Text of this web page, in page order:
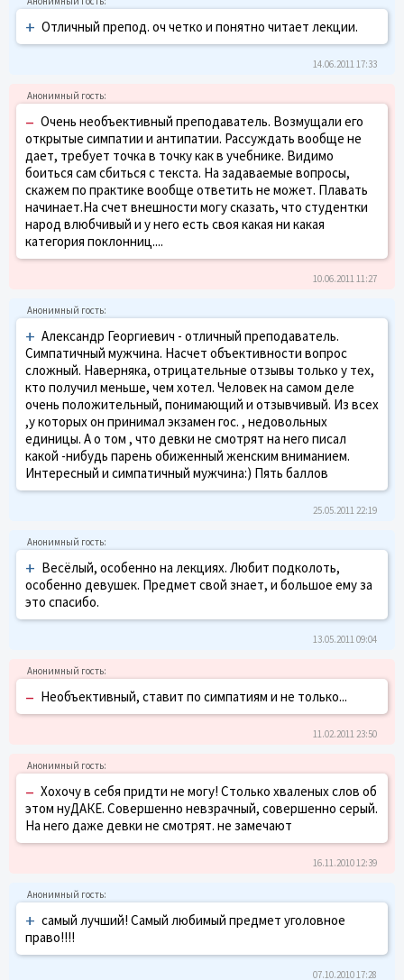
+ Отличный препод. оч четко и понятно читает лекции.
14.06.2011 17:33
– Очень необъективный преподаватель. Возмущали его
открытые симпатии и антипатии. Рассуждать вообще не
дает, требует точка в точку как в учебнике. Видимо
боиться сам сбиться с текста. На задаваемые вопросы,
скажем по практике вообще ответить не может. Плавать
начинает.На счет внешности могу сказать, что студентки
народ влюбчивый и у него есть своя какая ни какая
категория поклонниц....
10.06.2011 11:27
+ Александр Георгиевич - отличный преподаватель.
Симпатичный мужчина. Насчет объективности вопрос
сложный. Наверняка, отрицательные отзывы только у тех,
кто получил меньше, чем хотел. Человек на самом деле
очень положительный, понимающий и отзывчивый. Из всех
,у которых он принимал экзамен гос. , недовольных
единицы. А о том , что девки не смотрят на него писал
какой -нибудь парень обиженный женским вниманием.
Интересный и симпатичный мужчина:) Пять баллов
25.05.2011 22:19
+ Весёлый, особенно на лекциях. Любит подколоть,
особенно девушек. Предмет свой знает, и большое ему за
это спасибо.
13.05.2011 09:04
– Необъективный, ставит по симпатиям и не только...
11.02.2011 23:50
– Хохочу в себя придти не могу! Столько хваленых слов об
этом нуДАКЕ. Совершенно невзрачный, совершенно серый.
На него даже девки не смотрят. не замечают
16.11.2010 12:39
+ самый лучший! Самый любимый предмет уголовное
право!!!!
07.10.2010 17:28